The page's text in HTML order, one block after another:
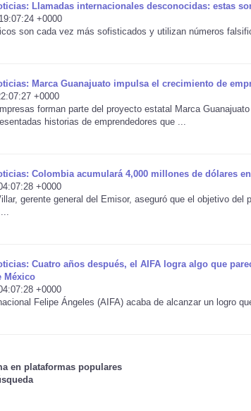
Llamadas internacionales desconocidas: estas
+0000
son cada vez más sofisticados y utilizan números
Marca Guanajuato impulsa el crecimiento de
+0000
forman parte del proyecto estatal Marca
historias de emprendedores que ...
Colombia acumulará 4,000 millones de dólares
+0000
gerente general del Emisor, aseguró que el objetivo
Cuatro años después, el AIFA logra algo que
México
+0000
Felipe Ángeles (AIFA) acaba de alcanzar un logro
en plataformas populares